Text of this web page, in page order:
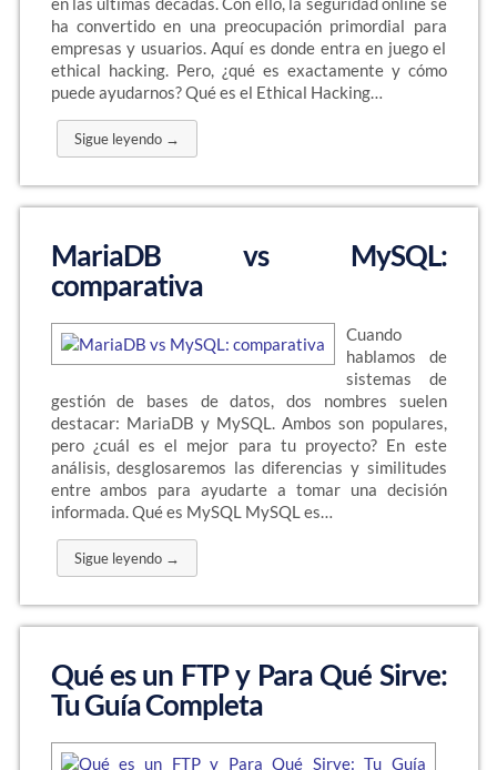
ha convertido en una preocupación primordial para
empresas y usuarios. Aquí es donde entra en juego el
ethical hacking. Pero, ¿qué es exactamente y cómo
puede ayudarnos? Qué es el Ethical Hacking…
Sigue leyendo →
MariaDB vs MySQL:
comparativa
Cuando
hablamos de
sistemas de
gestión de bases de datos, dos nombres suelen
destacar: MariaDB y MySQL. Ambos son populares,
pero ¿cuál es el mejor para tu proyecto? En este
análisis, desglosaremos las diferencias y similitudes
entre ambos para ayudarte a tomar una decisión
informada. Qué es MySQL MySQL es…
Sigue leyendo →
Qué es un FTP y Para Qué Sirve:
Tu Guía Completa